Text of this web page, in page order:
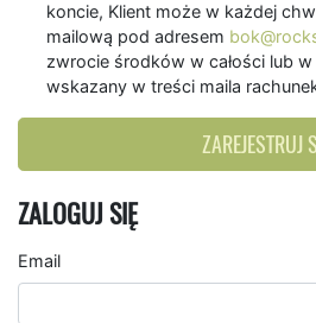
koncie, Klient może w każdej
mailową pod adresem
zwrocie środków w całości lub
wskazany w treści maila
ZAREJESTRUJ
ZALOGUJ SIĘ
Email